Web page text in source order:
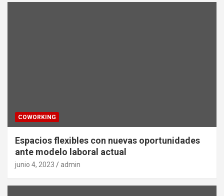
COWORKING
Espacios flexibles con nuevas oportunidades
ante modelo laboral actual
junio 4, 2023 admin